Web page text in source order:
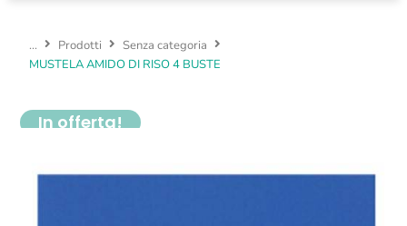
... Prodotti
Senza categoria
MUSTELA AMIDO DI RISO 4 BUSTE
In offerta!